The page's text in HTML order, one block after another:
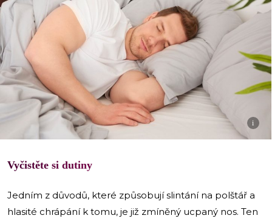
i
Vyčistěte si dutiny
Jedním z důvodů, které způsobují slintání na polštář a
hlasité chrápání k tomu, je již zmíněný ucpaný nos. Ten